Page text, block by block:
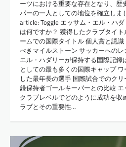
ーツにおける重要な存在となり、歴
パーの一人としての地位を確立しま
article: Toggle エッサム・エル・ハ
は何ですか？ 獲得したクラブタイ
ームでの国際タイトル 個人賞と認
べきマイルストーン サッカーへのレ
エル・ハダリーが保持する国際記
としての最も多くの国際キャップ
した最年長の選手 国際試合でのク
録保持者ゴールキーパーとの比較
クラブレベルでどのように成功を収
ラブとその重要性…